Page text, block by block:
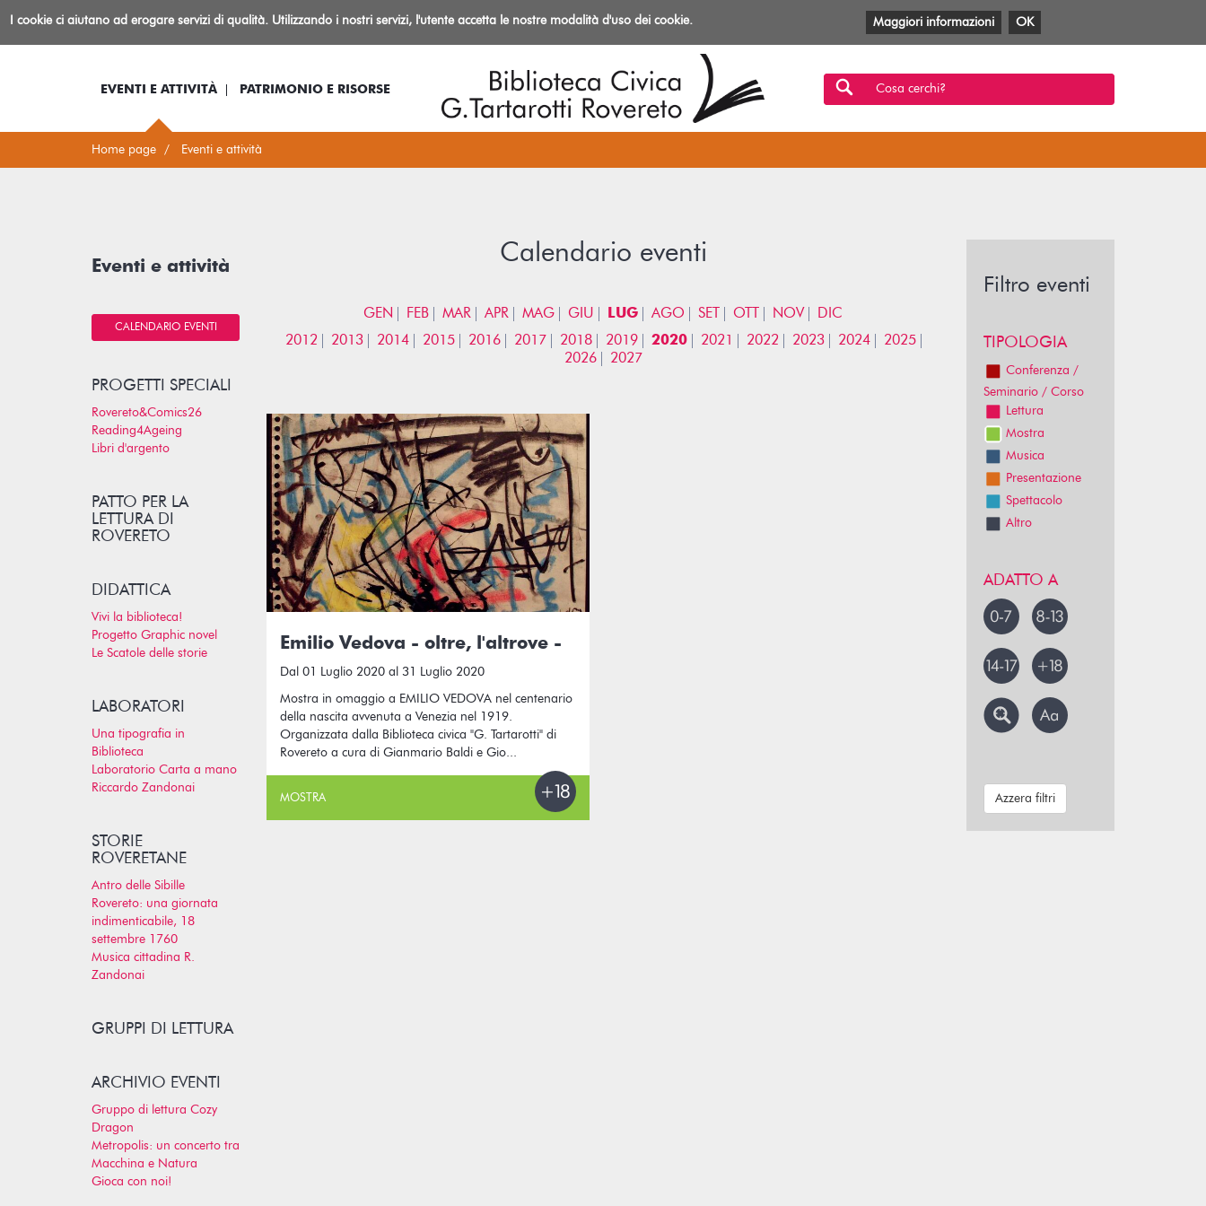
BibliotecaIo sono... Log-in Informazioni
Facebook
TwitterYouTube
Anobii
SBTMlol
EVENTI E ATTIVITÀ PATRIMONIO E RISORSE Cosa cerchi?
Home page Eventi e attività
Calendario eventi
GEN FEB MAR APR MAG GIU LUG AGO SET OTT NOV
DIC
2012
2013 2014 2015 2016 2017 2018 2019 2020 2021 2022 2023 2024
2025
2026
2027
Emilio Vedova - oltre, l'altrove -
Dal 01 Luglio 2020 al 31 Luglio 2020
Mostra in omaggio a EMILIO VEDOVA nel centenario
della nascita avvenuta a Venezia nel 1919.
Organizzata dalla Biblioteca civica "G. Tartarotti" di
Rovereto a cura di Gianmario Baldi e Gio...
MOSTRA
Eventi e attività
CALENDARIO EVENTI
PROGETTI SPECIALI
Rovereto&Comics26
Reading4Ageing
Libri d'argento
PATTO PER LA
LETTURA DI
ROVERETO
DIDATTICA
Vivi la biblioteca!
Progetto Graphic novel
Le Scatole delle storie
LABORATORI
Una tipografia in
Biblioteca
Laboratorio Carta a mano
Riccardo Zandonai
STORIE
ROVERETANE
Antro delle Sibille
Rovereto: una giornata
indimenticabile, 18
settembre 1760
Musica cittadina R.
Zandonai
GRUPPI DI LETTURA
ARCHIVIO EVENTI
Gruppo di lettura Cozy
Dragon
Metropolis: un concerto tra
Macchina e Natura
Gioca con noi!
Filtro eventi
TIPOLOGIA
Conferenza /
Seminario / Corso
Lettura
Mostra
Musica
Presentazione
Spettacolo
Altro
ADATTO A
Azzera filtri
I cookie ci aiutano ad erogare servizi di qualità. Utilizzando i nostri servizi, l'utente accetta le nostre modalità d'uso dei cookie. Maggiori informazioni OK